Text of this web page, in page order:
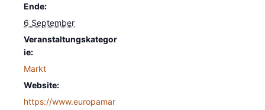
Ende:
6 September
Veranstaltungskategor
ie:
Markt
Website:
https://www.europamar